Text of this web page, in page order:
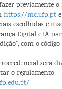
previamente o
https://mc.ufp.pt
escolhidas e
Digital e IA
com o código
será
o regulamento